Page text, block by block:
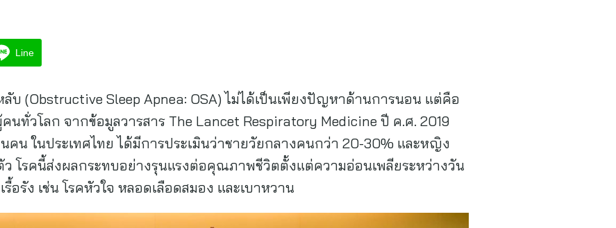
Line
(Obstructive Sleep Apnea: OSA) ไม่ได้เป็นเพียงปัญหาด้านการนอน แต่คือ
ทั่วโลก จากข้อมูลวารสาร The Lancet Respiratory Medicine ปี ค.ศ. 2019
น ในประเทศไทย ได้มีการประเมินว่าชายวัยกลางคนกว่า 20-30% และหญิง
ว โรคนี้ส่งผลกระทบอย่างรุนแรงต่อคุณภาพชีวิตตั้งแต่ความอ่อนเพลียระหว่างวัน
อรัง เช่น โรคหัวใจ หลอดเลือดสมอง และเบาหวาน